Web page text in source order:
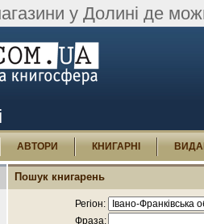
у Долині де
АВТОРИ КНИГАРНІ
Пошук книгарень
Регіон:
Фраза: